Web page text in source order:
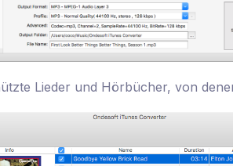
Lieder und Hörbücher, von